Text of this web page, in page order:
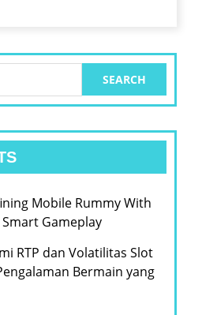
POWER
DOWNLOAD
SMOOTH
Mobile Rummy With
Gameplay
RTP dan Volatilitas Slot
Bermain yang